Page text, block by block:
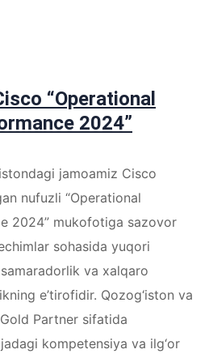
“Operational
2024”
jamoamiz Cisco
nufuzli “Operational
2024” mukofotiga sazovor
sohasida yuqori
va xalqaro
e’tirofidir. Qozog‘iston va
Partner sifatida
kompetensiya va ilg‘or